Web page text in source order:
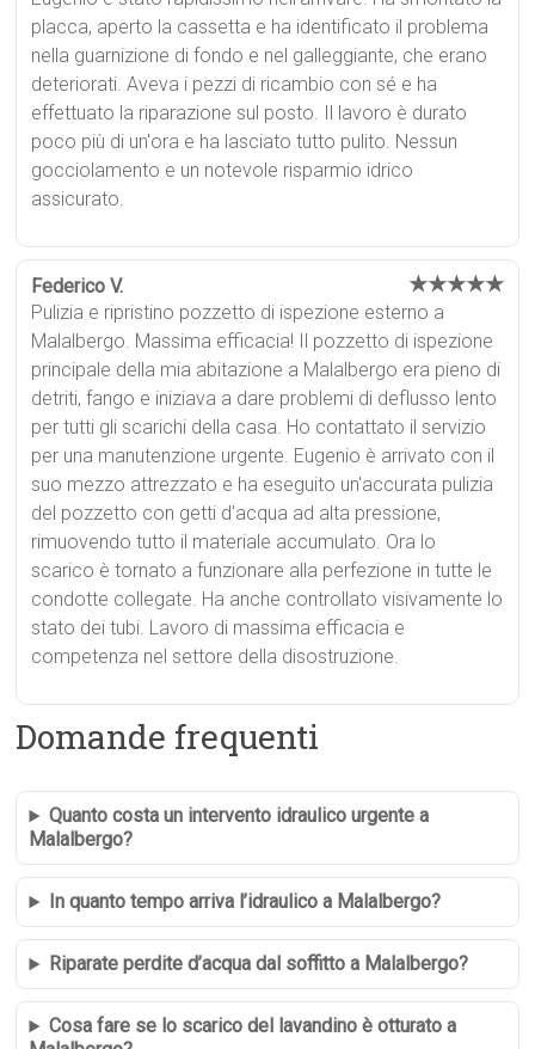
placca, aperto la cassetta e ha identificato il problema
nella guarnizione di fondo e nel galleggiante, che erano
deteriorati. Aveva i pezzi di ricambio con sé e ha
effettuato la riparazione sul posto. Il lavoro è durato
poco più di un'ora e ha lasciato tutto pulito. Nessun
gocciolamento e un notevole risparmio idrico
assicurato.
Federico V. ★★★★★
Pulizia e ripristino pozzetto di ispezione esterno a
Malalbergo. Massima efficacia! Il pozzetto di ispezione
principale della mia abitazione a Malalbergo era pieno di
detriti, fango e iniziava a dare problemi di deflusso lento
per tutti gli scarichi della casa. Ho contattato il servizio
per una manutenzione urgente. Eugenio è arrivato con il
suo mezzo attrezzato e ha eseguito un'accurata pulizia
del pozzetto con getti d'acqua ad alta pressione,
rimuovendo tutto il materiale accumulato. Ora lo
scarico è tornato a funzionare alla perfezione in tutte le
condotte collegate. Ha anche controllato visivamente lo
stato dei tubi. Lavoro di massima efficacia e
competenza nel settore della disostruzione.
Domande frequenti
Quanto costa un intervento idraulico urgente a
Malalbergo?
In quanto tempo arriva l’idraulico a Malalbergo?
Riparate perdite d’acqua dal soffitto a Malalbergo?
Cosa fare se lo scarico del lavandino è otturato a